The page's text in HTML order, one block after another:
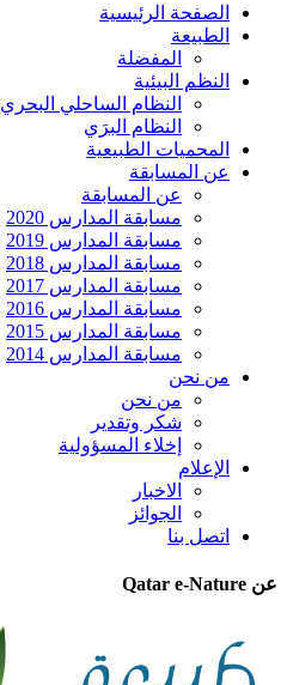
الصفحة الرئيسية
الطبيعة
المفضلة
النظم البيئية
النظام الساحلي البحري
النظام البرَي
المحميات الطبيعية
عن المسابقة
عن المسابقة
مسابقة المدارس 2020
مسابقة المدارس 2019
مسابقة المدارس 2018
مسابقة المدارس 2017
مسابقة المدارس 2016
مسابقة المدارس 2015
مسابقة المدارس 2014
من نحن
من نحن
شكر وتقدير
إخلاء المسؤولية
الإعلام
الاخبار
الجوائز
اتصل بنا
عن Qatar e-Nature